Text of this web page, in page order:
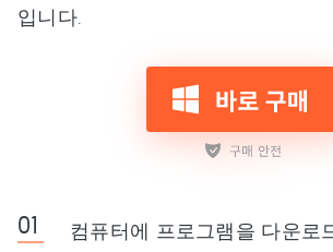
입니다.
컴퓨터에 프로그램을 다운로